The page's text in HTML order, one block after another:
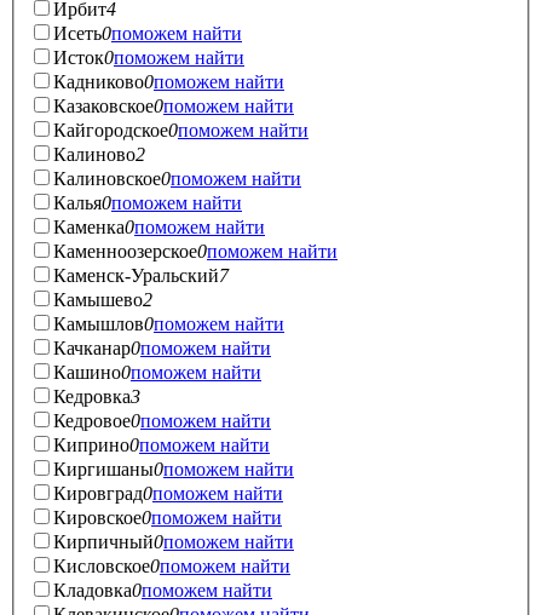
Ирбит4
Исеть0поможем найти
Исток0поможем найти
Кадниково0поможем найти
Казаковское0поможем найти
Кайгородское0поможем найти
Калиново2
Калиновское0поможем найти
Калья0поможем найти
Каменка0поможем найти
Каменноозерское0поможем найти
Каменск-Уральский7
Камышево2
Камышлов0поможем найти
Качканар0поможем найти
Кашино0поможем найти
Кедровка3
Кедровое0поможем найти
Киприно0поможем найти
Киргишаны0поможем найти
Кировград0поможем найти
Кировское0поможем найти
Кирпичный0поможем найти
Кисловское0поможем найти
Кладовка0поможем найти